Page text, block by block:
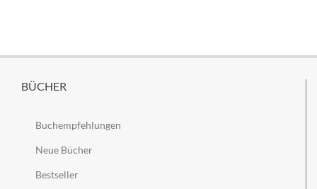
BÜCHER
Buchempfehlungen
Neue Bücher
Bestseller